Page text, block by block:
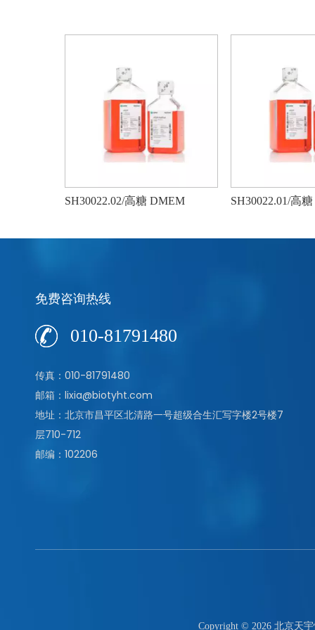
SH30022.02/高糖 DMEM SH30022.01/高
免费咨询热线
010-81791480
传真：010-81791480
邮箱：lixia@biotyht.com
地址：北京市昌平区北清路一号超级合生汇写字楼2号楼7
层710-712
邮编：102206
Copyright © 2026 北京天